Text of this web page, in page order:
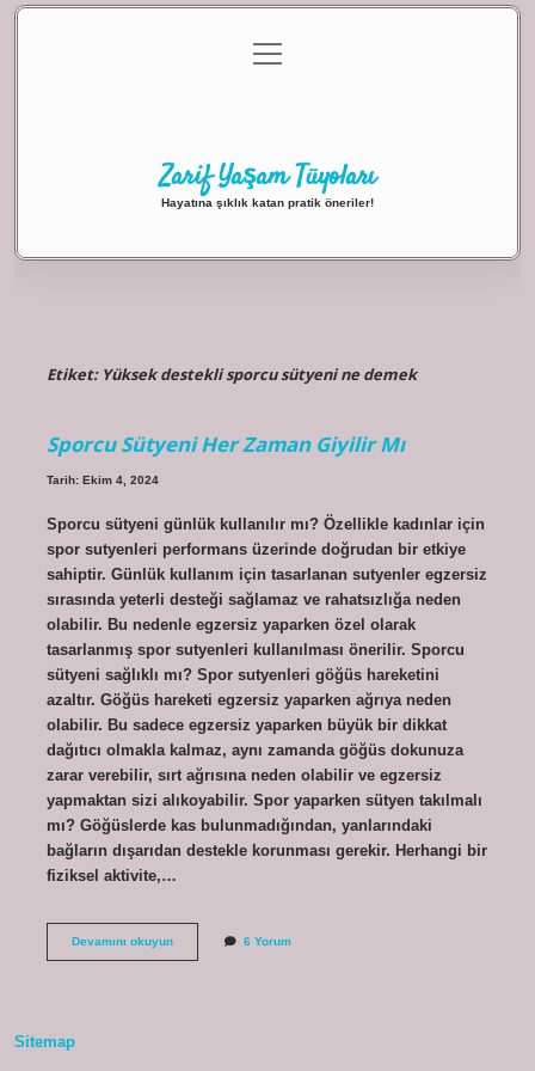
Gizlilik Politikası
menüyü
aç
Zarif Yaşam Tüyoları
Hayatına şıklık katan pratik öneriler!
Etiket: Yüksek destekli sporcu sütyeni ne demek
Sporcu Sütyeni Her Zaman Giyilir Mı
Tarih: Ekim 4, 2024
Sporcu sütyeni günlük kullanılır mı? Özellikle kadınlar için
spor sutyenleri performans üzerinde doğrudan bir etkiye
sahiptir. Günlük kullanım için tasarlanan sutyenler egzersiz
sırasında yeterli desteği sağlamaz ve rahatsızlığa neden
olabilir. Bu nedenle egzersiz yaparken özel olarak
tasarlanmış spor sutyenleri kullanılması önerilir. Sporcu
sütyeni sağlıklı mı? Spor sutyenleri göğüs hareketini
azaltır. Göğüs hareketi egzersiz yaparken ağrıya neden
olabilir. Bu sadece egzersiz yaparken büyük bir dikkat
dağıtıcı olmakla kalmaz, aynı zamanda göğüs dokunuza
zarar verebilir, sırt ağrısına neden olabilir ve egzersiz
yapmaktan sizi alıkoyabilir. Spor yaparken sütyen takılmalı
mı? Göğüslerde kas bulunmadığından, yanlarındaki
bağların dışarıdan destekle korunması gerekir. Herhangi bir
fiziksel aktivite,…
Devamını okuyunSporcu
6 Yorum
Sitemap